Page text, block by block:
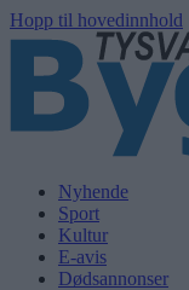
Hopp til hovedinnhold
Nyhende
Sport
Kultur
E-avis
Dødsannonser